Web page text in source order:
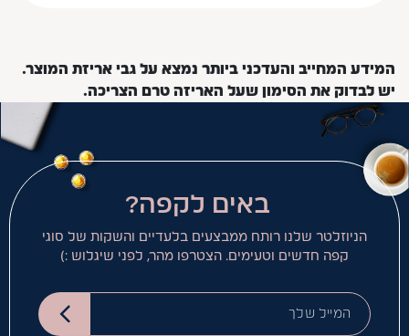
המידע המחייב והעדכני ביותר נמצא על גבי אריזת המוצר.
יש לבדוק את הסימון שעל האריזה טרם הצריכה.
באים לקפה?
הניוזלטר שלנו רותח ממבצעים בלעדיים והשקות של סוגי
קפה חדשים וטעימים. הצטרפו מהר, לפני שיגלוש :)
המייל שלך